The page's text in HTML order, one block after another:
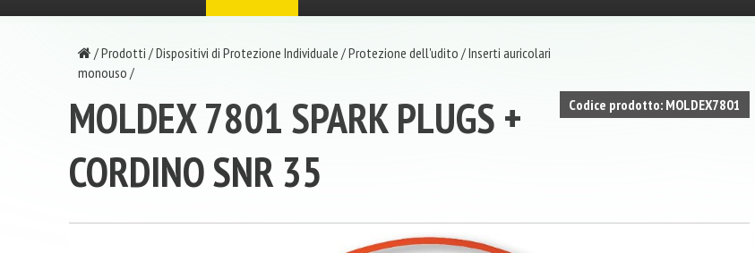
/Prodotti /Dispositivi di Protezione Individuale /Protezione dell'udito /Inserti auricolari
monouso /
Codice prodotto: MOLDEX7801
MOLDEX 7801 SPARK PLUGS +
CORDINO SNR 35